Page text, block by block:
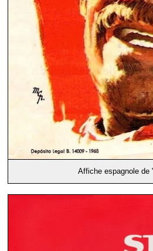
Affiche espagnole de